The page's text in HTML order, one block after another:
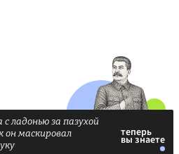
ладонью за пазухой
он маскировал